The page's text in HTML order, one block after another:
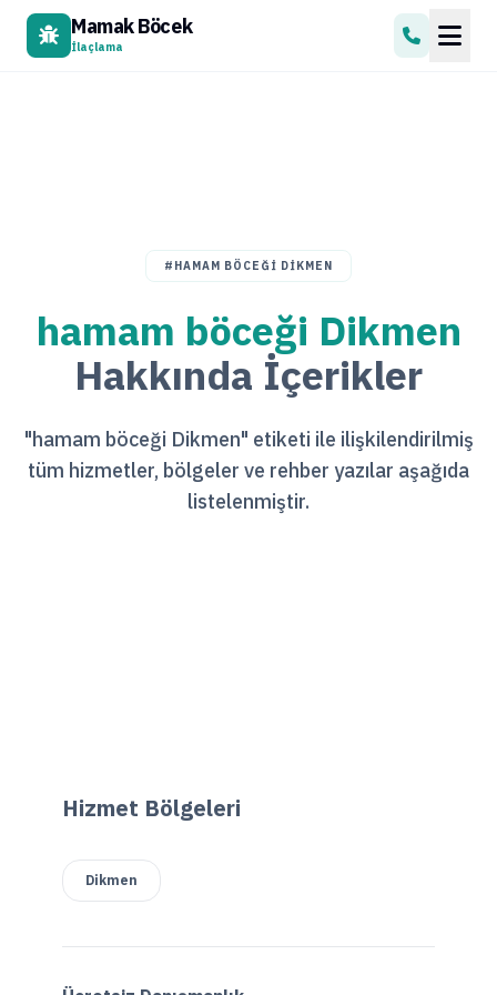
Mamak Böcek
İlaçlama
#HAMAM BÖCEĞI DIKMEN
hamam böceği Dikmen
Hakkında İçerikler
"hamam böceği Dikmen" etiketi ile ilişkilendirilmiş
tüm hizmetler, bölgeler ve rehber yazılar aşağıda
listelenmiştir.
Hizmet Bölgeleri
Dikmen